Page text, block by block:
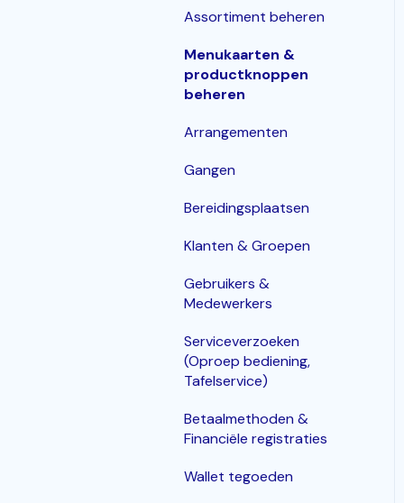
Korting
Inloggen, In- en Uitklokken
KDS / Bestellingenscherm
Groepen
Assortiment beheren
Menukaarten &
productknoppen
beheren
Arrangementen
Gangen
Bereidingsplaatsen
Klanten & Groepen
Gebruikers &
Medewerkers
Serviceverzoeken
(Oproep bediening,
Tafelservice)
Betaalmethoden &
Financiële registraties
Wallet tegoeden